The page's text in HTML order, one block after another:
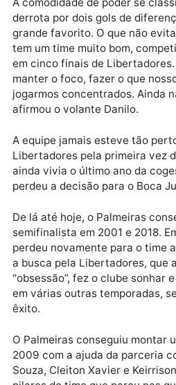
A comodidade de poder se
derrota por dois gols de
grande favorito. O que não
tem um time muito bom,
manter o foco, fazer o que
jogarmos concentrados.
afirmou o volante Danilo.
A equipe jamais esteve tão
Libertadores pela primeira
ainda vivia o último ano da
perdeu a decisão para o
De lá até hoje, o Palmeiras
perdeu novamente para o
a busca pela Libertadores,
“obsessão”, fez o clube